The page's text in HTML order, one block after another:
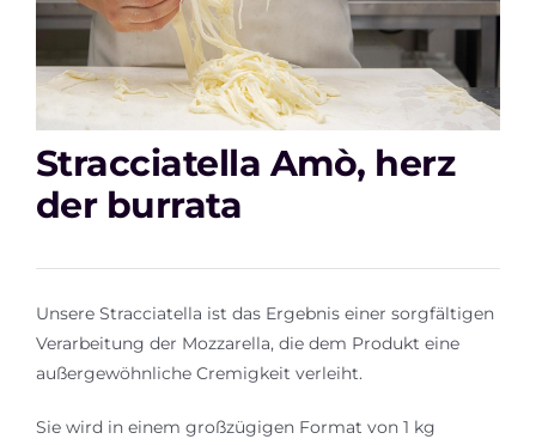
Kontakt
IT
Stracciatella Amò, herz
der burrata
Unsere Stracciatella ist das Ergebnis einer sorgfältigen
Verarbeitung der Mozzarella, die dem Produkt eine
außergewöhnliche Cremigkeit verleiht.
Sie wird in einem großzügigen Format von 1 kg